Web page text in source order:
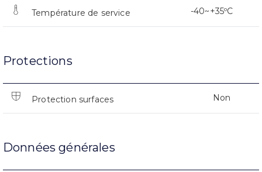
Température de service -40~+35ºC
Protections
Protection surfaces Non
Données générales